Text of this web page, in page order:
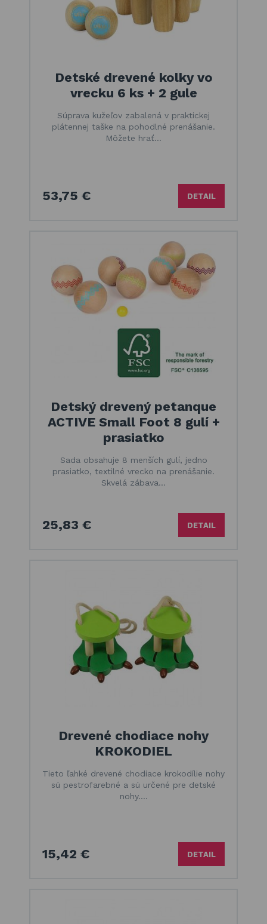
Detské drevené kolky vo
vrecku 6 ks + 2 gule
Súprava kužeľov zabalená v praktickej
plátennej taške na pohodlné prenášanie.
Môžete hrať…
53,75 € DETAIL
Detský drevený petanque
ACTIVE Small Foot 8 gulí +
prasiatko
Sada obsahuje 8 menších gulí, jedno
prasiatko, textilné vrecko na prenášanie.
Skvelá zábava…
25,83 € DETAIL
Drevené chodiace nohy
KROKODIEL
Tieto ľahké drevené chodiace krokodílie nohy
sú pestrofarebné a sú určené pre detské
nohy.…
15,42 € DETAIL